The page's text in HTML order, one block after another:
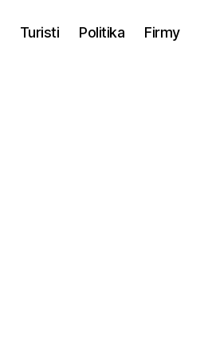
Turisti Politika Firmy